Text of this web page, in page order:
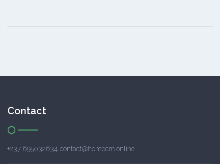
Contact
+237 695032634 contact@homecm.online